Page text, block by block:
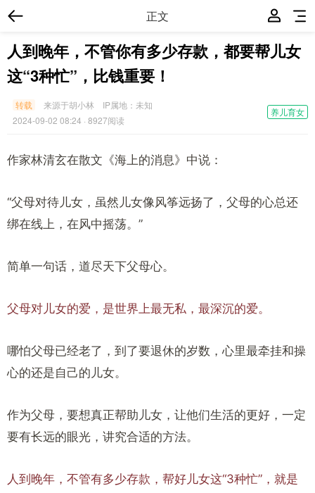
正文
人到晚年，不管你有多少存款，都要帮儿女
这“3种忙”，比钱重要！
养儿育女
转载 来源于胡小林 IP属地： 未知
2024-09-02 08:24 · 8927阅读
作家林清玄在散文《海上的消息》中说：
“父母对待儿女，虽然儿女像风筝远扬了，父母的心总还
绑在线上，在风中摇荡。”
简单一句话，道尽天下父母心。
父母对儿女的爱，是世界上最无私，最深沉的爱。
哪怕父母已经老了，到了要退休的岁数，心里最牵挂和操
心的还是自己的儿女。
作为父母，要想真正帮助儿女，让他们生活的更好，一定
要有长远的眼光，讲究合适的方法。
人到晚年，不管有多少存款，帮好儿女这“3种忙”，就是